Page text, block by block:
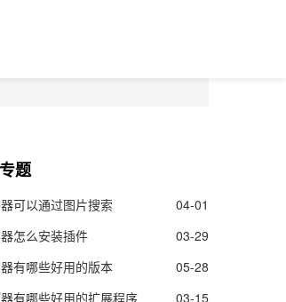
题
可以通过图片搜索
04-01
怎么安装插件
03-29
有哪些好用的版本
05-28
有哪些好用的扩展程序
03-15